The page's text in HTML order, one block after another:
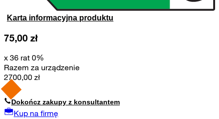
Karta informacyjna produktu
75,00 zł
x 36 rat 0%
Razem za urządzenie
2700,00 zł
Dokończ zakupy z konsultantem
Kup na firmę